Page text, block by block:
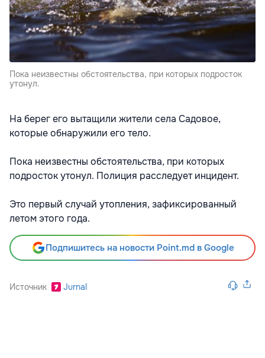
Пока неизвестны обстоятельства, при которых подросток
утонул.
На берег его вытащили жители села Садовое,
которые обнаружили его тело.
Пока неизвестны обстоятельства, при которых
подросток утонул. Полиция расследует инцидент.
Это первый случай утопления, зафиксированный
летом этого года.
Подпишитесь на новости Point.md в Google
Источник Jurnal